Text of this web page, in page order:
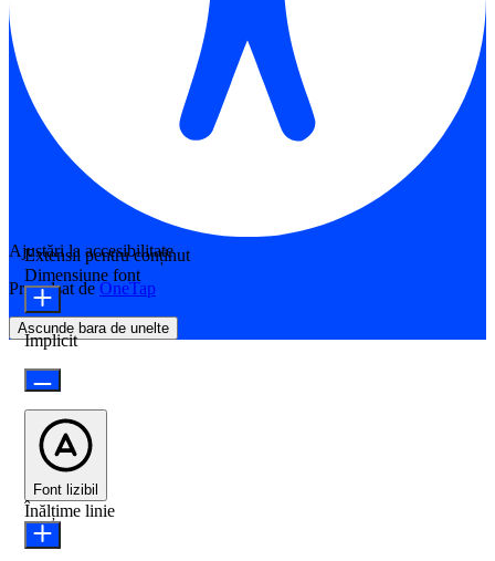
Ajustări la accesibilitate
Propulsat de OneTap
Ascunde bara de unelte
Extensii pentru conținut
Dimensiune font
Implicit
Font lizibil
Înălțime linie